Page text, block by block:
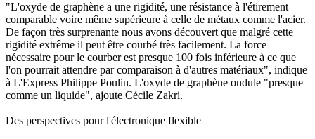
"L'oxyde de graphène a une rigidité, une résistance à l'étirement
comparable voire même supérieure à celle de métaux comme l'acier.
De façon très surprenante nous avons découvert que malgré cette
rigidité extrême il peut être courbé très facilement. La force
nécessaire pour le courber est presque 100 fois inférieure à ce que
l'on pourrait attendre par comparaison à d'autres matériaux", indique
à L'Express Philippe Poulin. L'oxyde de graphène ondule "presque
comme un liquide", ajoute Cécile Zakri.
Des perspectives pour l'électronique flexible